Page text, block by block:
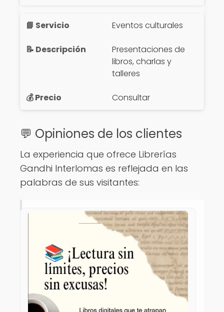
Eventos culturales
Presentaciones de
libros, charlas y
talleres
Consultar
💬 Opiniones de los clientes
La experiencia que ofrece Librerías
Gandhi Interlomas es reflejada en las
palabras de sus visitantes: